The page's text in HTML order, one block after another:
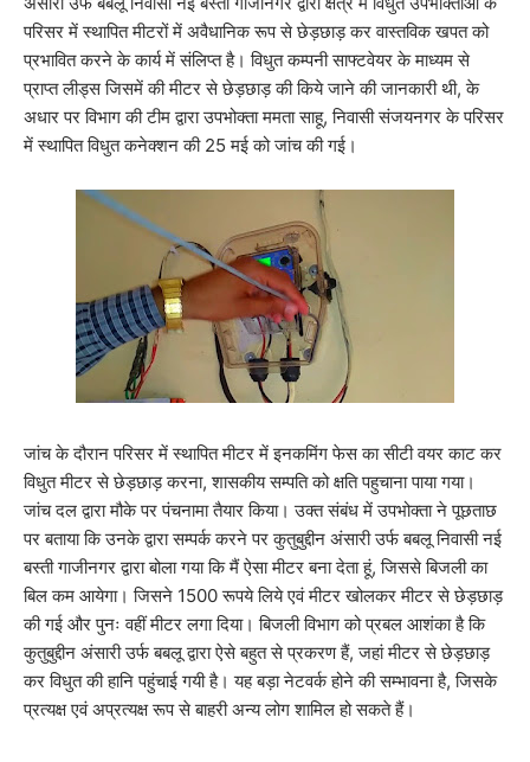
परिसर में स्थापित मीटरों में अवैधानिक रूप से छेड़छाड़ कर वास्तविक खपत को
प्रभावित करने के कार्य में संलिप्त है। विधुत कम्पनी साफ्टवेयर के माध्यम से
प्राप्त लीड्स जिसमें की मीटर से छेड़छाड़ की किये जाने की जानकारी थी, के
अधार पर विभाग की टीम द्वारा उपभोक्ता ममता साहू, निवासी संजयनगर के परिसर
में स्थापित विधुत कनेक्शन की 25 मई को जांच की गई।
जांच के दौरान परिसर में स्थापित मीटर में इनकमिंग फेस का सीटी वयर काट कर
विधुत मीटर से छेड़छाड़ करना, शासकीय सम्पति को क्षति पहुचाना पाया गया।
जांच दल द्वारा मौके पर पंचनामा तैयार किया। उक्त संबंध में उपभोक्ता ने पूछताछ
पर बताया कि उनके द्वारा सम्पर्क करने पर कुतुबुद्दीन अंसारी उर्फ बबलू निवासी नई
बस्ती गाजीनगर द्वारा बोला गया कि मैं ऐसा मीटर बना देता हूं, जिससे बिजली का
बिल कम आयेगा। जिसने 1500 रूपये लिये एवं मीटर खोलकर मीटर से छेड़छाड़
की गई और पुनः वहीं मीटर लगा दिया। बिजली विभाग को प्रबल आशंका है कि
कुतुबुद्दीन अंसारी उर्फ बबलू द्वारा ऐसे बहुत से प्रकरण हैं, जहां मीटर से छेड़छाड़
कर विधुत की हानि पहुंचाई गयी है। यह बड़ा नेटवर्क होने की सम्भावना है, जिसके
प्रत्यक्ष एवं अप्रत्यक्ष रूप से बाहरी अन्य लोग शामिल हो सकते हैं।